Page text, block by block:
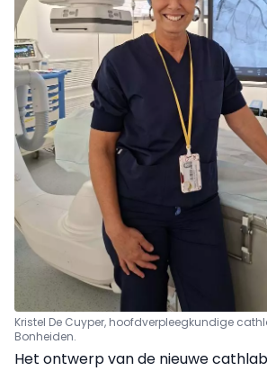
Kristel De Cuyper, hoofdverpleegkundige
Bonheiden.
Het ontwerp van de nieuwe